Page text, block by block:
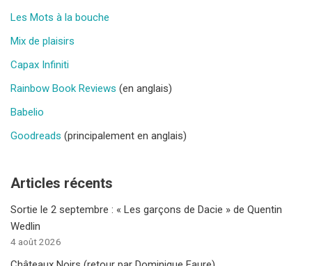
Les Mots à la bouche
Mix de plaisirs
Capax Infiniti
Rainbow Book Reviews (en anglais)
Babelio
Goodreads (principalement en anglais)
Articles récents
Sortie le 2 septembre : « Les garçons de Dacie » de Quentin
Wedlin
4 août 2026